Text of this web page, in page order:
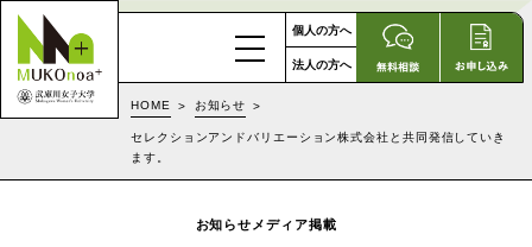
個人の方へ
法人の方へ
HOME お知らせ
セレクションアンドバリエーション株式会社と共同発信していき
ます。
お知らせメディア掲載